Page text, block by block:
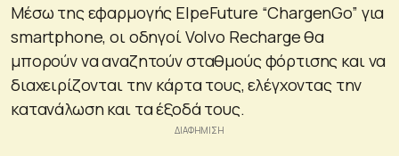
Μέσω της εφαρμογής ElpeFuture “ChargenGo” για
smartphone, οι οδηγοί Volvo Recharge θα
μπορούν να αναζητούν σταθμούς φόρτισης και να
διαχειρίζονται την κάρτα τους, ελέγχοντας την
κατανάλωση και τα έξοδά τους.